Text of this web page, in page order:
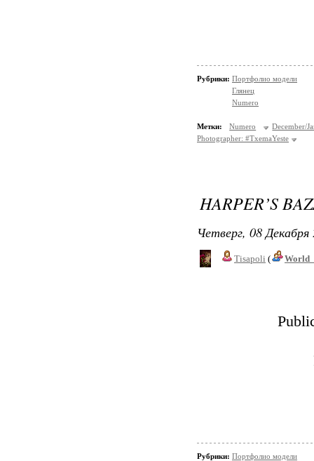
Рубрики: Портфолио модели
Глянец
Numero
Метки: Numero
December/
Photographer: #TxemaYeste
HARPER’S
Четверг, 08
Tisapoli (
Рубрики: Портфолио модели